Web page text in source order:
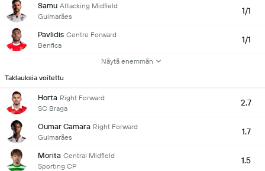
Samu Attacking Midfield
Guimarães
1/1
Pavlidis Centre Forward
Benfica
1/1
Näytä enemmän
Taklauksia voitettu
Horta Right Forward
SC Braga
2.7
Oumar Camara Right Forward
Guimarães
1.7
Morita Central Midfield
Sporting CP
1.5